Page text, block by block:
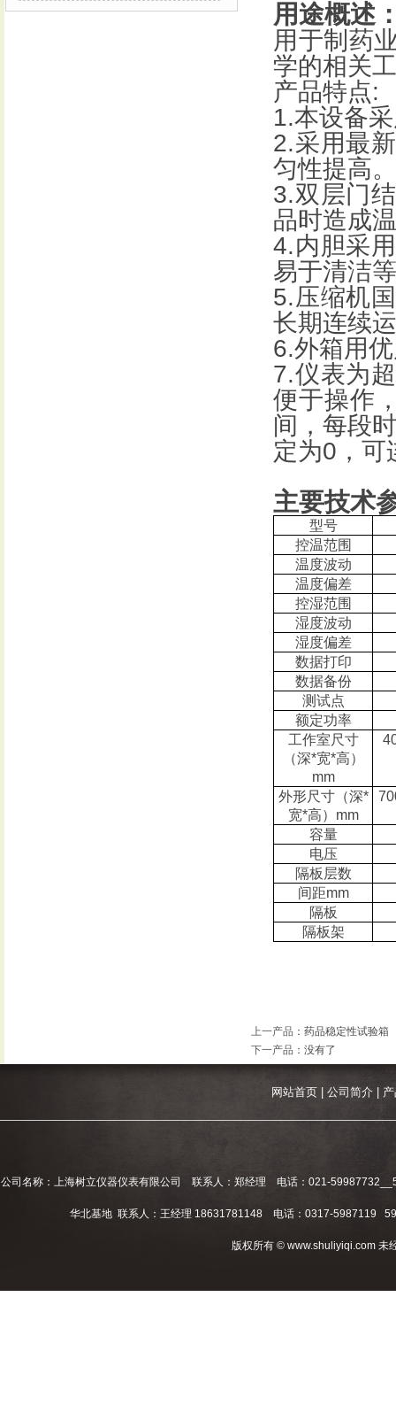
用途概述
用于制药
学的相关
产品特点:
1.本设备
2.采用最
匀性提高。
3.双层门
品时造成
4.内胆采
易于清洁
5.压缩机
长期连续
6.外箱用
7.仪表为
便于操作
间，每段
定为0 ，
主要技术
型号
控温范围
温度波动
温度偏差
控湿范围
湿度波动
湿度偏差
数据打印
数据备份
测试点
额定功率
工作室尺寸
（深*宽*高）
mm
外形尺寸（深*
宽*高） mm
容量
电压
隔板层数
间距mm
隔板
隔板架
上一产品 ： 药品稳定性试验箱
下一产品 ：没有了
网站首页| 公司简介|
公司名称：上海树立仪器仪表有限公司 联系人：郑经理 电话：021-
华北基地 联系人：王经理 18631781148 电话：0317-5987119
版权所有 © www.shuliyiqi.com 未